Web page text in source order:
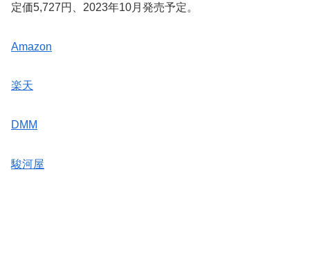
定価5,727円、2023年10月発売予定。
Amazon
楽天
DMM
駿河屋